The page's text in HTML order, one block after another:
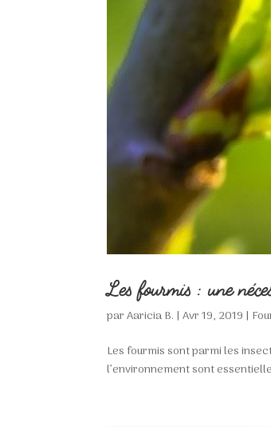
Les fourmis : une
parAaricia B. |Avr 19, 2019 |
Les fourmis sont parmi les
l’environnement sont